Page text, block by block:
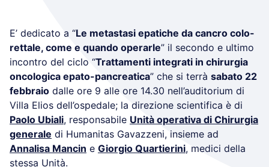
E’ dedicato a “Le metastasi epatiche da cancro colo-
rettale, come e quando operarle” il secondo e ultimo
incontro del ciclo “Trattamenti integrati in chirurgia
oncologica epato-pancreatica” che si terrà sabato 22
febbraio dalle ore 9 alle ore 14.30 nell’auditorium di
Villa Elios dell’ospedale; la direzione scientifica è di
Paolo Ubiali, responsabile Unità operativa di Chirurgia
generale di Humanitas Gavazzeni, insieme ad
Annalisa Mancin e Giorgio Quartierini, medici della
stessa Unità.